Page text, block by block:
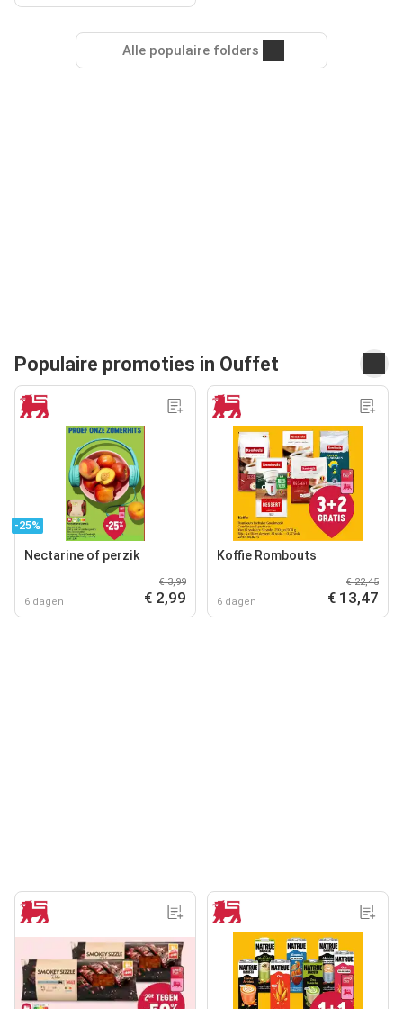
Alle populaire folders
Populaire promoties in Ouffet
-25%
Nectarine of perzik
6 dagen
€ 3,99
€ 2,99
Koffie Rombouts
6 dagen
€ 22,45
€ 13,47